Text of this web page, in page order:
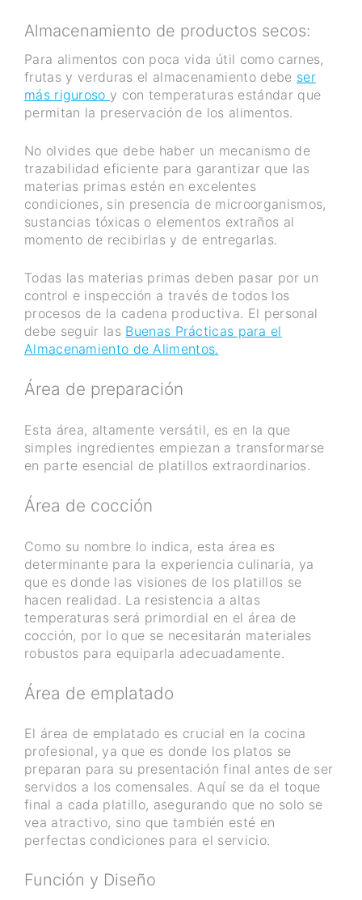
Almacenamiento de productos secos:
Para alimentos con poca vida útil como carnes,
frutas y verduras el almacenamiento debe ser
más riguroso y con temperaturas estándar que
permitan la preservación de los alimentos.
No olvides que debe haber un mecanismo de
trazabilidad eficiente para garantizar que las
materias primas estén en excelentes
condiciones, sin presencia de microorganismos,
sustancias tóxicas o elementos extraños al
momento de recibirlas y de entregarlas.
Todas las materias primas deben pasar por un
control e inspección a través de todos los
procesos de la cadena productiva. El personal
debe seguir las Buenas Prácticas para el
Almacenamiento de Alimentos.
Área de preparación
Esta área, altamente versátil, es en la que
simples ingredientes empiezan a transformarse
en parte esencial de platillos extraordinarios.
Área de cocción
Como su nombre lo indica, esta área es
determinante para la experiencia culinaria, ya
que es donde las visiones de los platillos se
hacen realidad. La resistencia a altas
temperaturas será primordial en el área de
cocción, por lo que se necesitarán materiales
robustos para equiparla adecuadamente.
Área de emplatado
El área de emplatado es crucial en la cocina
profesional, ya que es donde los platos se
preparan para su presentación final antes de ser
servidos a los comensales. Aquí se da el toque
final a cada platillo, asegurando que no solo se
vea atractivo, sino que también esté en
perfectas condiciones para el servicio.
Función y Diseño